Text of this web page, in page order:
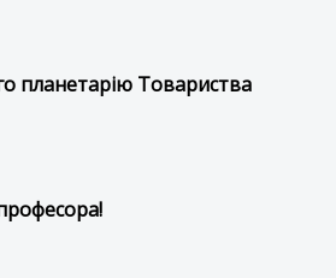
планетарію Товариства